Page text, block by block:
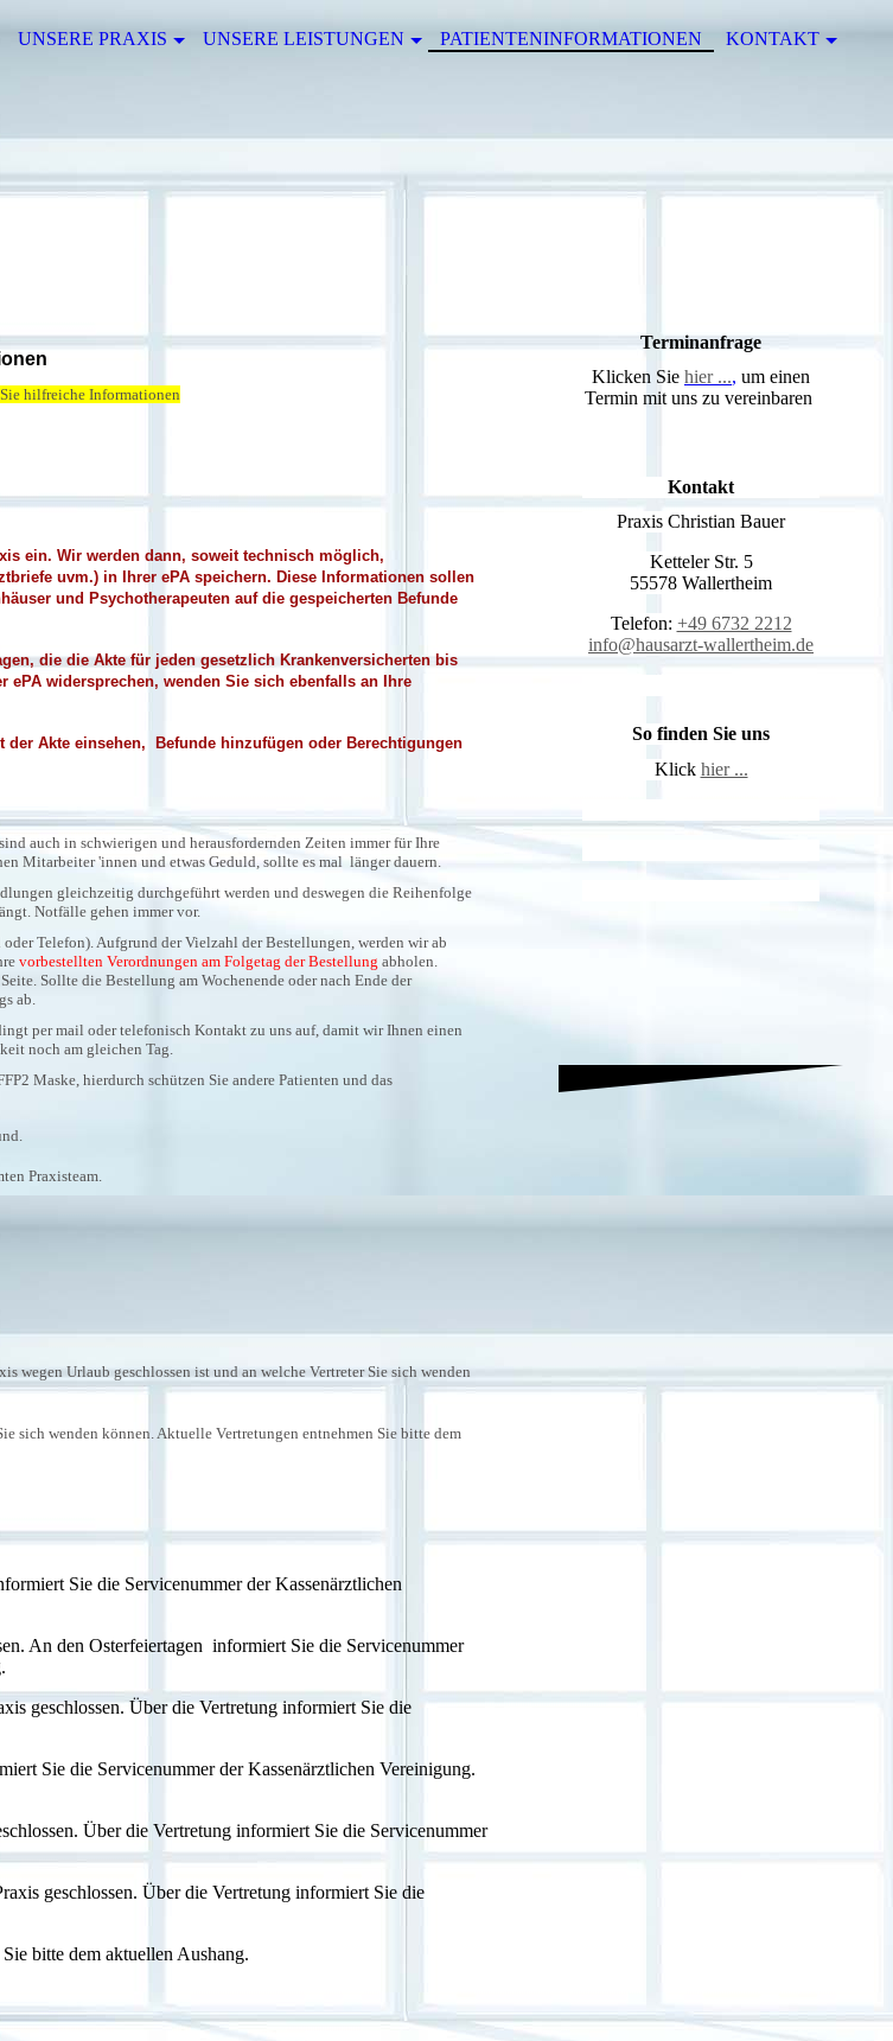
UNSERE PRAXIS UNSERE LEISTUNGEN PATIENTENINFORMATIONEN KONTAKT
hilfreiche Informationen
ein. Wir werden dann, soweit technisch möglich,
uvm.) in Ihrer ePA speichern. Diese Informationen sollen
und Psychotherapeuten auf die gespeicherten Befunde
die die Akte für jeden gesetzlich Krankenversicherten bis
ePA widersprechen, wenden Sie sich ebenfalls an Ihre
Akte einsehen, Befunde hinzufügen oder Berechtigungen
auch in schwierigen und herausfordernden Zeiten immer für Ihre
Mitarbeiter 'innen und etwas Geduld, sollte es mal länger dauern.
gleichzeitig durchgeführt werden und deswegen die Reihenfolge
Notfälle gehen immer vor.
Telefon). Aufgrund der Vielzahl der Bestellungen, werden wir ab
vorbestellten Verordnungen am Folgetag der Bestellung abholen.
Sollte die Bestellung am Wochenende oder nach Ende der
ab.
per mail oder telefonisch Kontakt zu uns auf, damit wir Ihnen einen
noch am gleichen Tag.
Maske, hierdurch schützen Sie andere Patienten und das
Praxisteam.
wegen Urlaub geschlossen ist und an welche Vertreter Sie sich wenden
sich wenden können. Aktuelle Vertretungen entnehmen Sie bitte dem
Sie die Servicenummer der Kassenärztlichen
An den Osterfeiertagen informiert Sie die Servicenummer
geschlossen. Über die Vertretung informiert Sie die
Sie die Servicenummer der Kassenärztlichen Vereinigung.
Über die Vertretung informiert Sie die Servicenummer
geschlossen. Über die Vertretung informiert Sie die
bitte dem aktuellen Aushang.
Terminanfrage
Klicken Sie hier ..., um einen
Termin mit uns zu vereinbaren
Kontakt
Praxis Christian Bauer
Ketteler Str. 5
55578 Wallertheim
Telefon: +49 6732 2212
info@hausarzt-wallertheim.de
So finden Sie uns
Klick hier ...